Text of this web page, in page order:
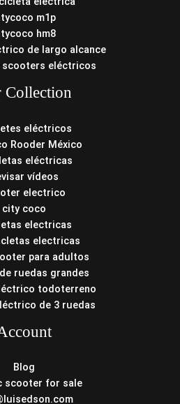
m1p
hm8
de largo alcance
scooters eléctricos
Collection
eléctricos
Rooder México
eléctricas
vídeos
electrico
city coco
electricas
electricas
para adultos
ruedas grandes
todoterreno
de 3 ruedas
Blog
scooter for sale